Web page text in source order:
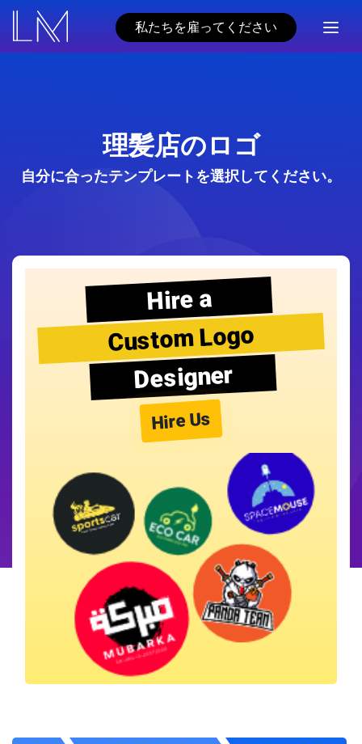
私たちを雇ってください
理髪店のロゴ
自分に合ったテンプレートを選択してください。
Hire a
Custom Logo
Designer
Hire Us